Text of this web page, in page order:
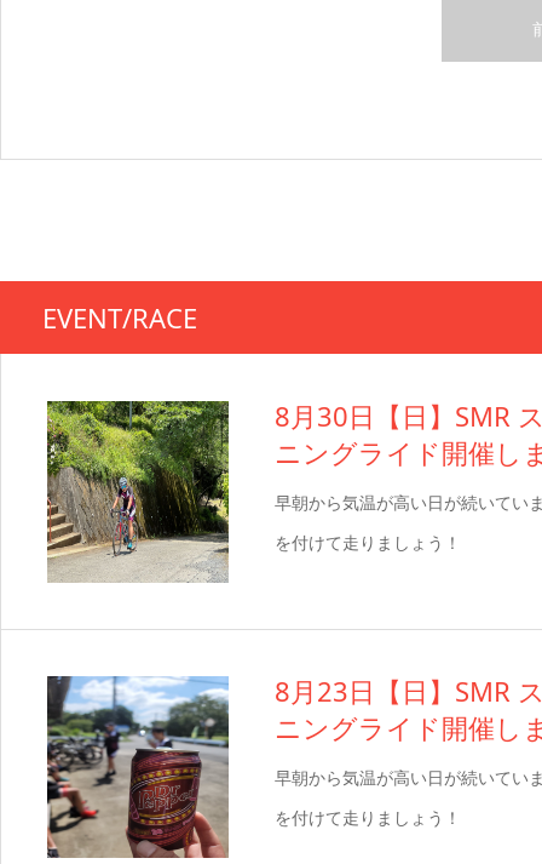
EVENT/RACE
8月30日【日】SMR
ニングライド開催し
早朝から気温が高い日が続いてい
を付けて走りましょう！
8月23日【日】SMR
ニングライド開催し
早朝から気温が高い日が続いてい
を付けて走りましょう！